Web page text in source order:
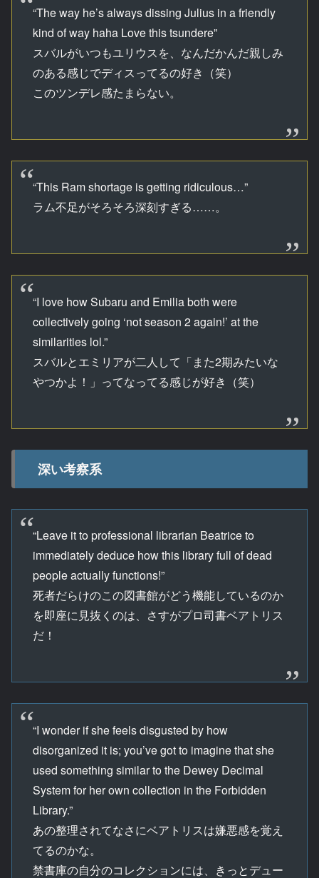
“The way he’s always dissing Julius in a friendly
kind of way haha Love this tsundere”
スバルがいつもユリウスを、なんだかんだ親しみ
のある感じでディスってるの好き（笑）
このツンデレ感たまらない。
“This Ram shortage is getting ridiculous…”
ラム不足がそろそろ深刻すぎる……。
“I love how Subaru and Emilia both were
collectively going ‘not season 2 again!’ at the
similarities lol.”
スバルとエミリアが二人して「また2期みたいな
やつかよ！」ってなってる感じが好き（笑）
深い考察系
“Leave it to professional librarian Beatrice to
immediately deduce how this library full of dead
people actually functions!”
死者だらけのこの図書館がどう機能しているのか
を即座に見抜くのは、さすがプロ司書ベアトリス
だ！
“I wonder if she feels disgusted by how
disorganized it is; you’ve got to imagine that she
used something similar to the Dewey Decimal
System for her own collection in the Forbidden
Library.”
あの整理されてなさにベアトリスは嫌悪感を覚え
てるのかな。
禁書庫の自分のコレクションには、きっとデュー